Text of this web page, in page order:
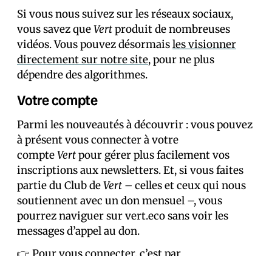
Si vous nous suivez sur les réseaux sociaux,
vous savez queVertproduit de nombreuses
vidéos. Vous pouvez désormaisles visionner
directement sur notre site, pour ne plus
dépendre des algorithmes.
Votre compte
Parmi les nouveautés à découvrir : vous pouvez
à présent vous connecter à votre
compteVertpour gérer plus facilement vos
inscriptions aux newsletters. Et, si vous faites
partie du Club deVert – celles et ceux qui nous
soutiennent avec un don mensuel –, vous
pourrez naviguer sur vert.eco sans voir les
messages d’appel au don.